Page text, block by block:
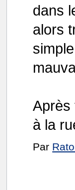
dans
alors
Après
à la
Par